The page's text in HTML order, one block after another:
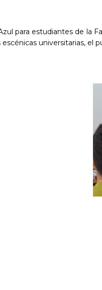
para estudiantes de la
universitarias, el